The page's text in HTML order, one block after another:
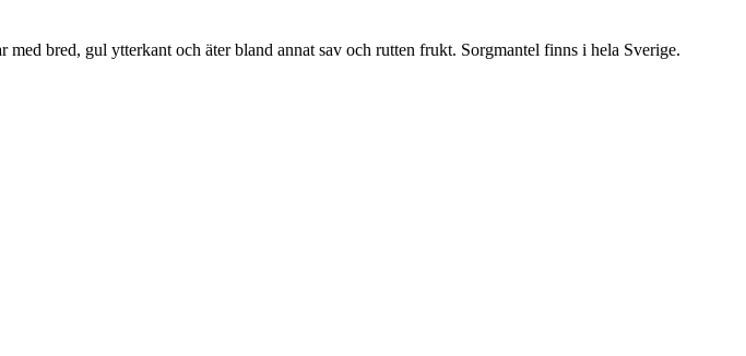
bred, gul ytterkant och äter bland annat sav och rutten frukt. Sorgmantel finns i hela Sverige.